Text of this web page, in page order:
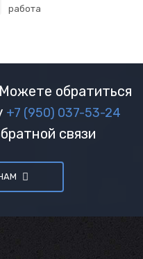
работа
обратиться
+7 (950) 037-53-24
связи